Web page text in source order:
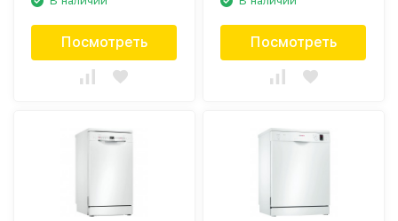
Посмотреть Посмотреть